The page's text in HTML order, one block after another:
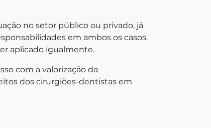
no setor público ou privado, já
em ambos os casos.
aplicado igualmente.
com a valorização da
dos cirurgiões-dentistas em